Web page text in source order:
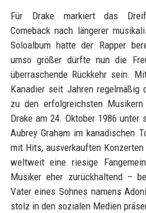
Für Drake markiert das
Comeback nach längerer
Soloalbum hatte der Rapper
umso größer dürfte nun die
überraschende Rückkehr sein.
Kanadier seit Jahren regelmäßig
zu den erfolgreichsten
Drake am 24. Oktober 1986 unter
Aubrey Graham im kanadischen
mit Hits, ausverkauften
weltweit eine riesige
Musiker eher zurückhaltend –
Vater eines Sohnes namens
stolz in den sozialen Medien